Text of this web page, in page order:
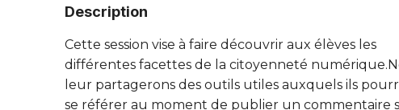
Description
Cette session vise à faire découvrir aux élèves les
différentes facettes de la citoyenneté
leur partagerons des outils utiles auxquels ils
se référer au moment de publier un commentaire